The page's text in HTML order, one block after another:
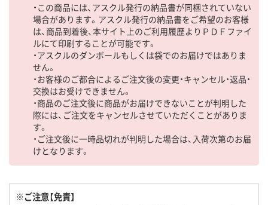
・この商品には、アスクル発行の納品書が同梱されていない
場合があります。アスクル発行の納品書をご希望のお客様
は、商品到着後、本サイト上のご利用履歴よりＰＤＦファイ
ルにて印刷することが可能です。
・アスクルのダンボールもしくは袋でのお届けではありま
せん。
・お客様のご都合によるご注文後の変更・キャンセル・返品・
交換はお受けできません。
・商品のご注文後に商品がお届けできないことが判明した
際には、ご注文をキャンセルさせていただくことがありま
す。
・ご注文後に一時品切れが判明した場合は、入荷次第のお届
けとなります。
※ご注意【免責】